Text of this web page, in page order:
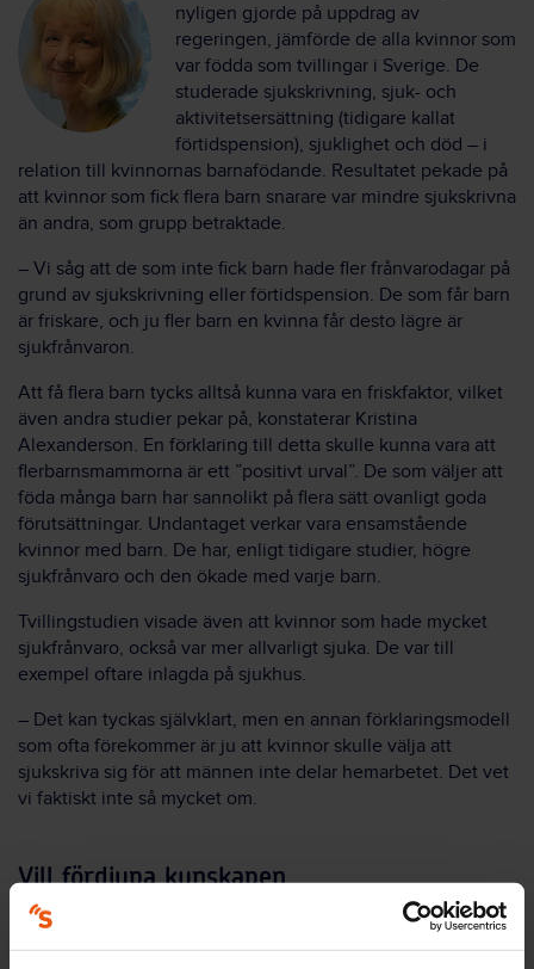
nyligen gjorde på uppdrag av
regeringen, jämförde de alla kvinnor som
var födda som tvillingar i Sverige. De
studerade sjukskrivning, sjuk- och
aktivitetsersättning (tidigare kallat
förtidspension), sjuklighet och död – i
relation till kvinnornas barnafödande. Resultatet pekade på
att kvinnor som fick flera barn snarare var mindre sjukskrivna
än andra, som grupp betraktade.
– Vi såg att de som inte fick barn hade fler frånvarodagar på
grund av sjukskrivning eller förtidspension. De som får barn
är friskare, och ju fler barn en kvinna får desto lägre är
sjukfrånvaron.
Att få flera barn tycks alltså kunna vara en friskfaktor, vilket
även andra studier pekar på, konstaterar Kristina
Alexanderson. En förklaring till detta skulle kunna vara att
flerbarnsmammorna är ett ”positivt urval”. De som väljer att
föda många barn har sannolikt på flera sätt ovanligt goda
förutsättningar. Undantaget verkar vara ensamstående
kvinnor med barn. De har, enligt tidigare studier, högre
sjukfrånvaro och den ökade med varje barn.
Tvillingstudien visade även att kvinnor som hade mycket
sjukfrånvaro, också var mer allvarligt sjuka. De var till
exempel oftare inlagda på sjukhus.
– Det kan tyckas självklart, men en annan förklaringsmodell
som ofta förekommer är ju att kvinnor skulle välja att
sjukskriva sig för att männen inte delar hemarbetet. Det vet
vi faktiskt inte så mycket om.
Vill fördjupa kunskapen
Nu ska hon, tillsammans med kollegor inom forskargruppen
Sjukfrånvaro, hälsa och livsvillkor, fördjupa analysen av vilka